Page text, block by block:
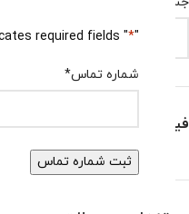
"
*
" indicates required fields
شماره تماس*
فیلتر بر اساس قیمت